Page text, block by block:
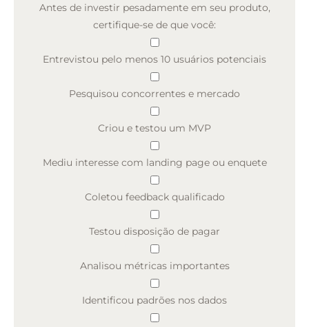
Antes de investir pesadamente em seu produto,
certifique-se de que você:
Entrevistou pelo menos 10 usuários potenciais
Pesquisou concorrentes e mercado
Criou e testou um MVP
Mediu interesse com landing page ou enquete
Coletou feedback qualificado
Testou disposição de pagar
Analisou métricas importantes
Identificou padrões nos dados